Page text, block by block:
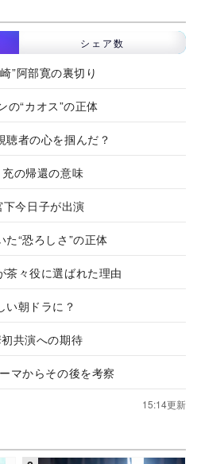
シェア数
”阿部寛の裏切り
の“カオス”の正体
聴者の心を掴んだ？
充の帰還の意味
下今日子が出演
た“恐ろしさ”の正体
茶々役に選ばれた理由
い朝ドラに？
共演への期待
マからその後を考察
15:14更新